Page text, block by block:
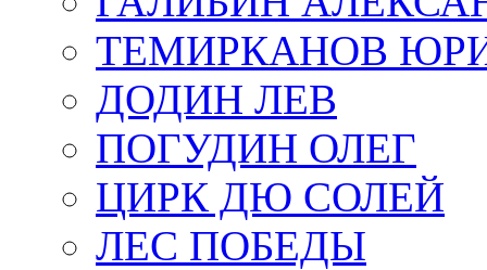
ТЕМИРКАНОВ
ДОДИН ЛЕВ
ПОГУДИН ОЛЕГ
ЦИРК ДЮ СОЛЕЙ
ЛЕС ПОБЕДЫ